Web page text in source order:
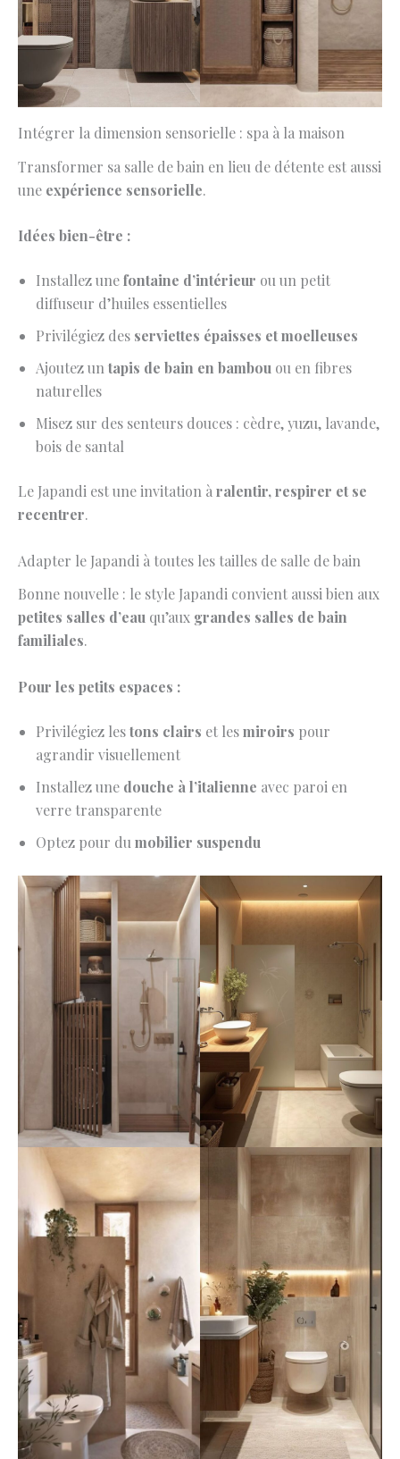
Intégrer la dimension sensorielle : spa à la maison
Transformer sa salle de bain en lieu de détente est aussi
une expérience sensorielle.
Idées bien-être :
Installez unefontaine d’intérieur ou un petit
diffuseur d’huiles essentielles
Privilégiez des serviettes épaisses et moelleuses
Ajoutez untapis de bain en bambou ou en fibres
naturelles
Misez sur des senteurs douces : cèdre, yuzu, lavande,
bois de santal
Le Japandi est une invitation àralentir, respirer et se
recentrer.
Adapter le Japandi à toutes les tailles de salle de bain
Bonne nouvelle : le style Japandi convient aussi bien aux
petites salles d’eau qu’aux grandes salles de bain
familiales.
Pour les petits espaces :
Privilégiez lestons clairs et lesmiroirs pour
agrandir visuellement
Installez une douche à l’italienne avec paroi en
verre transparente
Optez pour du mobilier suspendu